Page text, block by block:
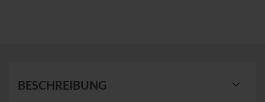
BESCHREIBUNG